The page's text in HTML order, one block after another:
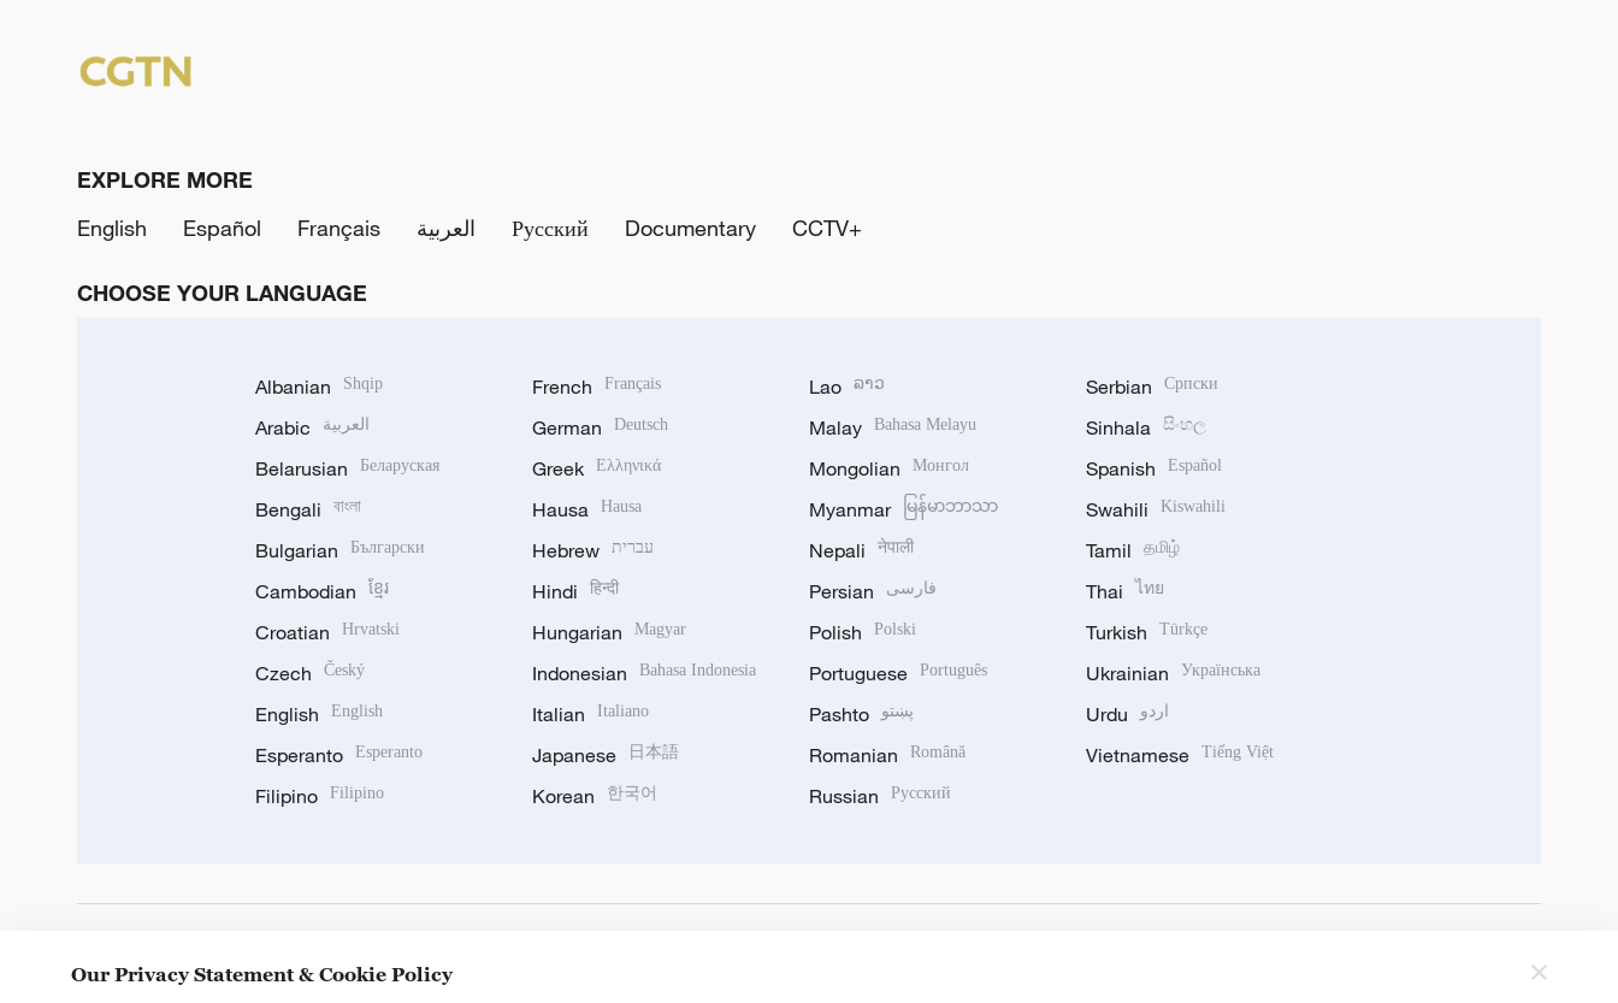
EXPLORE MORE
English
Español Français العربية Русский Documentary CCTV+
CHOOSE YOUR LANGUAGE
Albanian Shqip
Arabic العربية
Belarusian Беларуская
Bengali বাংলা
Bulgarian Български
Cambodian ខ្មែរ
Croatian Hrvatski
Czech Český
English English
Esperanto Esperanto
Filipino Filipino
French Français
German Deutsch
Greek Ελληνικά
Hausa Hausa
Hebrew עברית
Hindi हिन्दी
Hungarian Magyar
Indonesian Bahasa Indonesia
Italian Italiano
Japanese 日本語
Korean 한국어
Lao ລາວ
Malay Bahasa Melayu
Mongolian Монгол
Myanmar မြန်မာဘာသာ
Nepali नेपाली
Persian فارسی
Polish Polski
Portuguese Português
Pashto پښتو
Romanian Română
Russian Русский
Serbian Српски
Sinhala සිංහල
Spanish Español
Swahili Kiswahili
Tamil தமிழ்
Thai ไทย
Turkish Türkçe
Ukrainian Українська
Urdu اردو
Vietnamese Tiếng Việt
Our Privacy Statement & Cookie Policy